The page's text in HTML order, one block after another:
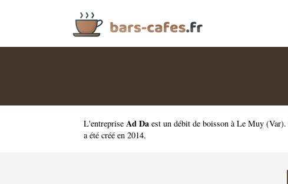
L'entreprise Ad Da est un débit de boisson à Le Muy (Var).
a été créé en 2014.